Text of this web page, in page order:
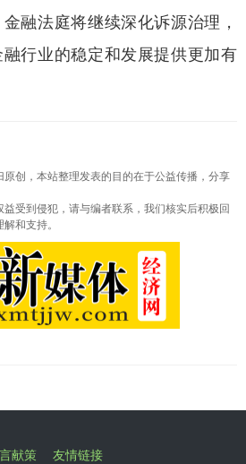
融法庭将继续深化诉源治理，
行业的稳定和发展提供更加有
创，本站整理发表的目的在于公益传播，分享
受到侵犯，请与编者联系，我们核实后积极回
和支持。
献策 友情链接